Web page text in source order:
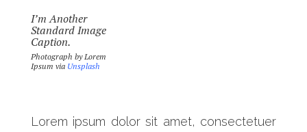
I’m Another
Standard Image
Caption.
Photograph by Lorem
Ipsum via Unsplash
Lorem ipsum dolor sit amet, consectetuer